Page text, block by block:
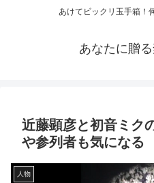
あけてビックリ玉手箱！
あなたに贈
近藤顕彦と初音ミク
や参列者も気になる
人物